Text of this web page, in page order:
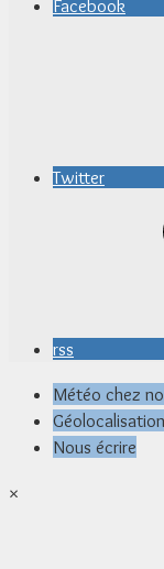
Facebook
Twitter
rss
Météo chez
Géolocalisation
Nous écrire
×